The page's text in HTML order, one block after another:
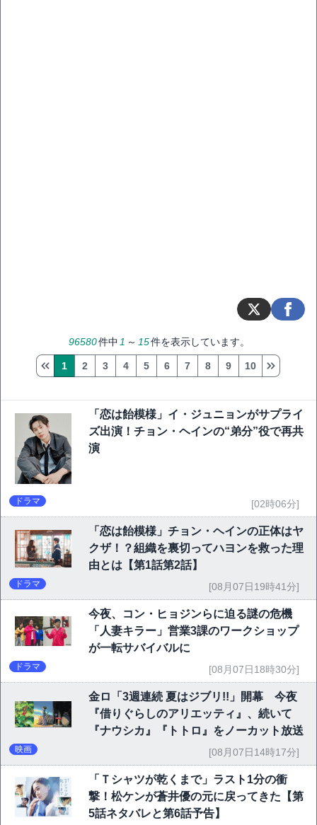
96580件中 1 ～ 15件を表示しています。
1 2 3 4 5 6 7 8 9 10
「恋は飴模様」イ・ジュニョンがサプライ
ズ出演！チョン・ヘインの“弟分”役で再共
演
ドラマ [02時06分]
「恋は飴模様」チョン・ヘインの正体はヤ
クザ！？組織を裏切ってハヨンを救った理
由とは【第1話第2話】
ドラマ [08月07日19時41分]
今夜、コン・ヒョジンらに迫る謎の危機
「人妻キラー」営業3課のワークショップ
が一転サバイバルに
ドラマ [08月07日18時30分]
金ロ「3週連続 夏はジブリ!!」開幕 今夜
『借りぐらしのアリエッティ』、続いて
『ナウシカ』『トトロ』をノーカット放送
映画 [08月07日14時17分]
「Ｔシャツが乾くまで」ラスト1分の衝
撃！松ケンが蒼井優の元に戻ってきた【第
5話ネタバレと第6話予告】